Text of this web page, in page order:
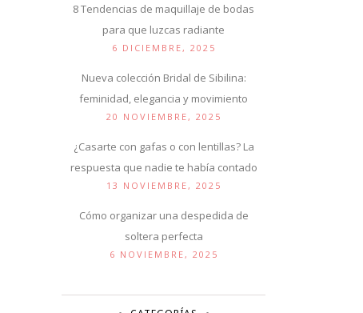
8 Tendencias de maquillaje de bodas
para que luzcas radiante
6 DICIEMBRE, 2025
Nueva colección Bridal de Sibilina:
feminidad, elegancia y movimiento
20 NOVIEMBRE, 2025
¿Casarte con gafas o con lentillas? La
respuesta que nadie te había contado
13 NOVIEMBRE, 2025
Cómo organizar una despedida de
soltera perfecta
6 NOVIEMBRE, 2025